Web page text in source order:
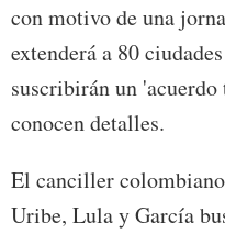
con motivo de una
extenderá a 80
suscribirán un
conocen detalles.
El canciller
Uribe, Lula y García